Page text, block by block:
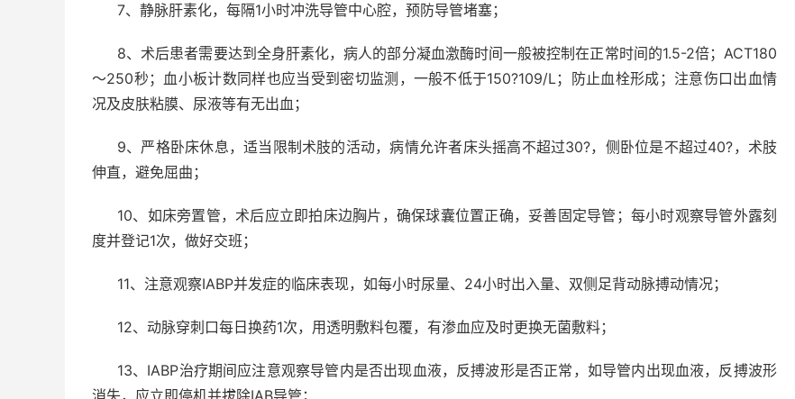
7、静脉肝素化，每隔1小时冲洗导管中心腔，预防导管堵塞；
8、术后患者需要达到全身肝素化，病人的部分凝血激酶时间一般被控制在正常时间的1.5-2倍；ACT180
～250秒；血小板计数同样也应当受到密切监测，一般不低于150?109/L；防止血栓形成；注意伤口出血情
况及皮肤粘膜、尿液等有无出血；
9、严格卧床休息，适当限制术肢的活动，病情允许者床头摇高不超过30?，侧卧位是不超过40?，术肢
伸直，避免屈曲；
10、如床旁置管，术后应立即拍床边胸片，确保球囊位置正确，妥善固定导管；每小时观察导管外露刻
度并登记1次，做好交班；
11、注意观察IABP并发症的临床表现，如每小时尿量、 24小时出入量、双侧足背动脉搏动情况；
12、动脉穿刺口每日换药1次，用透明敷料包覆，有渗血应及时更换无菌敷料；
13、 IABP治疗期间应注意观察导管内是否出现血液，反搏波形是否正常，如导管内出现血液，反搏波形
消失，应立即停机并拔除IAB导管；